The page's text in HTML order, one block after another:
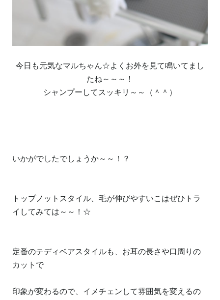
今日も元気なマルちゃん☆よくお外を見て鳴いてまし
たね～～～！
シャンプーしてスッキリ～～（＾＾）
いかがでしたでしょうか～～！？
トップノットスタイル、毛が伸びやすいこはぜひトラ
イしてみては～～！☆
定番のテディベアスタイルも、お耳の長さや口周りの
カットで
印象が変わるので、イメチェンして雰囲気を変えるの